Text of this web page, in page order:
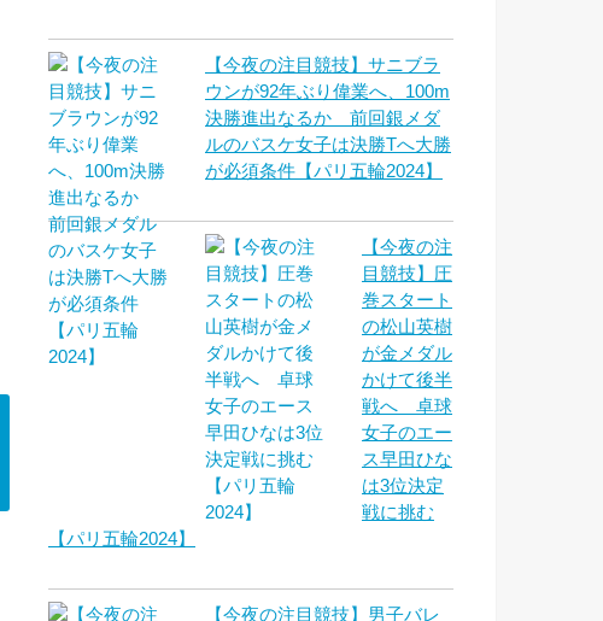
【今夜の注目競技】サニブラ
ウンが92年ぶり偉業へ、100m
決勝進出なるか 前回銀メダ
ルのバスケ女子は決勝Tへ大勝
が必須条件【パリ五輪2024】
【今夜の注
目競技】圧
巻スタート
の松山英樹
が金メダル
かけて後半
戦へ 卓球
女子のエー
ス早田ひな
は3位決定
戦に挑む
【パリ五輪2024】
【今夜の注目競技】男子バレ